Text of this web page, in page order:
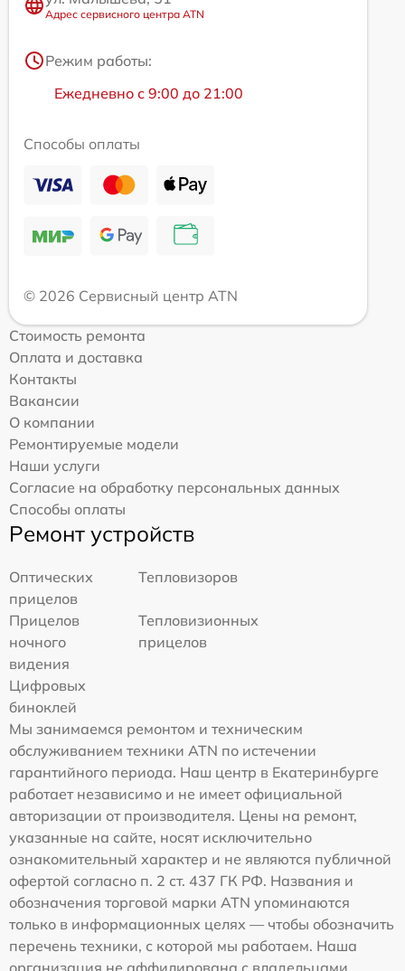
Адрес сервисного центра ATN
Режим работы:
Ежедневно с 9:00 до 21:00
Способы оплаты
© 2026 Сервисный центр ATN
Стоимость ремонта
Оплата и доставка
Контакты
Вакансии
О компании
Ремонтируемые модели
Наши услуги
Согласие на обработку персональных данных
Способы оплаты
Ремонт устройств
Оптических
прицелов
Тепловизоров
Прицелов
ночного
видения
Тепловизионных
прицелов
Цифровых
биноклей
Мы занимаемся ремонтом и техническим
обслуживанием техники ATN по истечении
гарантийного периода. Наш центр в Екатеринбурге
работает независимо и не имеет официальной
авторизации от производителя. Цены на ремонт,
указанные на сайте, носят исключительно
ознакомительный характер и не являются публичной
офертой согласно п. 2 ст. 437 ГК РФ. Названия и
обозначения торговой марки ATN упоминаются
только в информационных целях — чтобы обозначить
перечень техники, с которой мы работаем. Наша